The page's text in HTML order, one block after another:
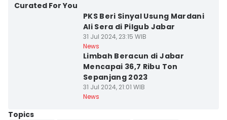
Curated For You
PKS Beri Sinyal Usung Mardani
Ali Sera di Pilgub Jabar
31 Jul 2024, 23:15 WIB
News
Limbah Beracun di Jabar
Mencapai 36,7 Ribu Ton
Sepanjang 2023
31 Jul 2024, 21:01 WIB
News
Topics